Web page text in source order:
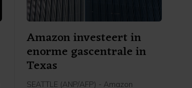
Amazon investeert in
enorme gascentrale in
Texas
SEATTLE (ANP/AFP) - Amazon